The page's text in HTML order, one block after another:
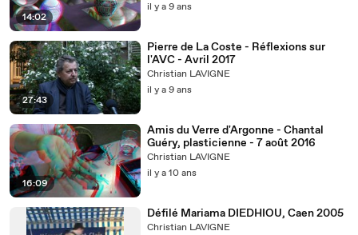
14:02
il y a 9 ans
27:43
Pierre de La Coste - Réflexions sur
l'AVC - Avril 2017
Christian LAVIGNE
il y a 9 ans
16:09
Amis du Verre d'Argonne - Chantal
Guéry, plasticienne - 7 août 2016
Christian LAVIGNE
il y a 10 ans
Défilé Mariama DIEDHIOU, Caen 2005
Christian LAVIGNE